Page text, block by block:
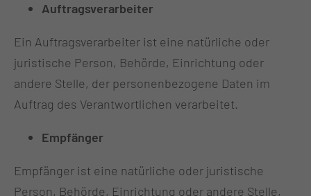
Auftragsverarbeiter
Ein Auftragsverarbeiter ist eine natürliche oder
juristische Person, Behörde, Einrichtung oder
andere Stelle, der personenbezogene Daten im
Auftrag des Verantwortlichen verarbeitet.
Empfänger
Empfänger ist eine natürliche oder juristische
Person, Behörde, Einrichtung oder andere Stelle,